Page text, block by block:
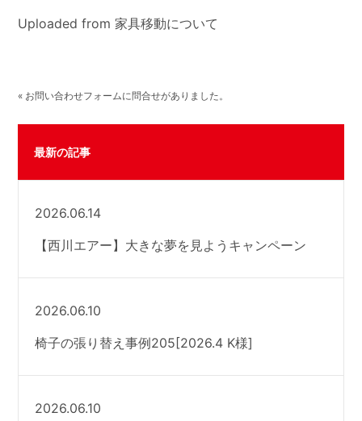
Uploaded from 家具移動について
« お問い合わせフォームに問合せがありました。
最新の記事
2026.06.14
【西川エアー】大きな夢を見ようキャンペーン
2026.06.10
椅子の張り替え事例205[2026.4 K様]
2026.06.10